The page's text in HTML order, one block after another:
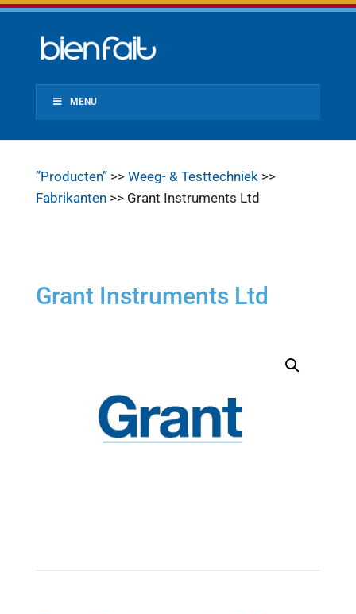
MENU
”Producten”>> Weeg- & Testtechniek>>
Fabrikanten>> Grant Instruments Ltd
Grant Instruments Ltd